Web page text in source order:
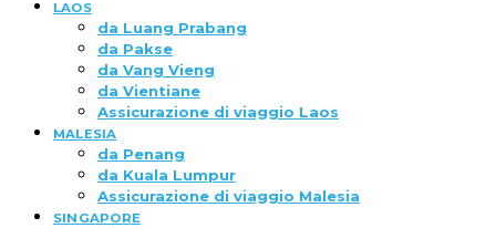
LAOS
da Luang Prabang
da Pakse
da Vang Vieng
da Vientiane
Assicurazione di viaggio Laos
MALESIA
da Penang
da Kuala Lumpur
Assicurazione di viaggio Malesia
SINGAPORE